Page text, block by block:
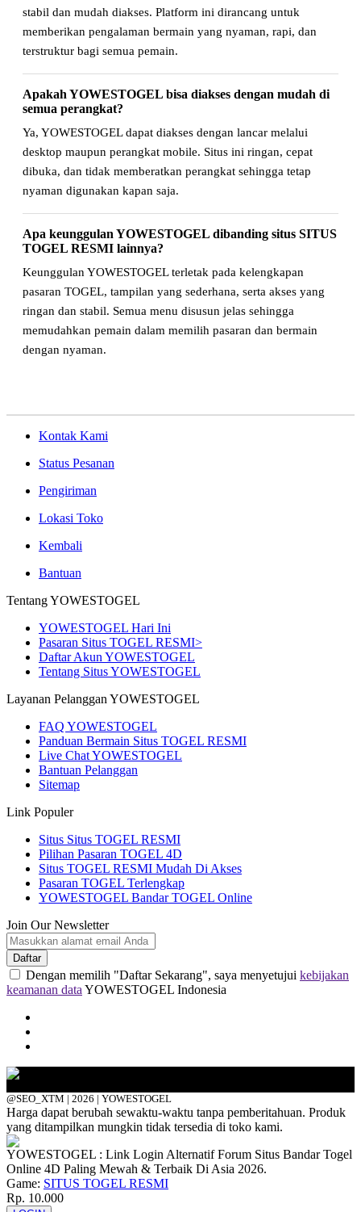
stabil dan mudah diakses. Platform ini dirancang untuk
memberikan pengalaman bermain yang nyaman, rapi, dan
terstruktur bagi semua pemain.
Apakah YOWESTOGEL bisa diakses dengan mudah di
semua perangkat?
Ya, YOWESTOGEL dapat diakses dengan lancar melalui
desktop maupun perangkat mobile. Situs ini ringan, cepat
dibuka, dan tidak memberatkan perangkat sehingga tetap
nyaman digunakan kapan saja.
Apa keunggulan YOWESTOGEL dibanding situs SITUS
TOGEL RESMI lainnya?
Keunggulan YOWESTOGEL terletak pada kelengkapan
pasaran TOGEL, tampilan yang sederhana, serta akses yang
ringan dan stabil. Semua menu disusun jelas sehingga
memudahkan pemain dalam memilih pasaran dan bermain
dengan nyaman.
Kontak Kami
Status Pesanan
Pengiriman
Lokasi Toko
Kembali
Bantuan
Tentang YOWESTOGEL
YOWESTOGEL Hari Ini
Pasaran Situs TOGEL RESMI>
Daftar Akun YOWESTOGEL
Tentang Situs YOWESTOGEL
Layanan Pelanggan YOWESTOGEL
FAQ YOWESTOGEL
Panduan Bermain Situs TOGEL RESMI
Live Chat YOWESTOGEL
Bantuan Pelanggan
Sitemap
Link Populer
Situs Situs TOGEL RESMI
Pilihan Pasaran TOGEL 4D
Situs TOGEL RESMI Mudah Di Akses
Pasaran TOGEL Terlengkap
YOWESTOGEL Bandar TOGEL Online
Join Our Newsletter
Daftar
Dengan memilih "Daftar Sekarang", saya menyetujui kebijakan
keamanan data YOWESTOGEL Indonesia
@SEO_XTM | 2026 | YOWESTOGEL
Harga dapat berubah sewaktu-waktu tanpa pemberitahuan. Produk
yang ditampilkan mungkin tidak tersedia di toko kami.
YOWESTOGEL : Link Login Alternatif Forum Situs Bandar Togel
Online 4D Paling Mewah & Terbaik Di Asia 2026.
Game: SITUS TOGEL RESMI
Rp. 10.000